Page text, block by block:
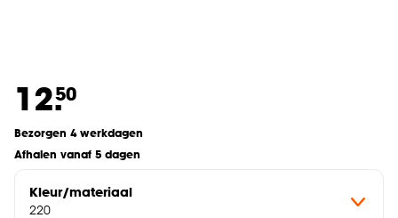
12.50
Bezorgen 4 werkdagen
Afhalen vanaf 5 dagen
Kleur/materiaal
220